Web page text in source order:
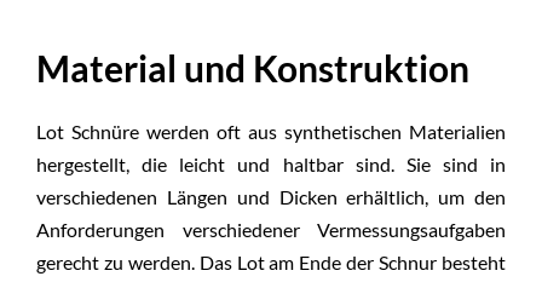
Material und Konstruktion
Lot Schnüre werden oft aus synthetischen Materialien
hergestellt, die leicht und haltbar sind. Sie sind in
verschiedenen Längen und Dicken erhältlich, um den
Anforderungen verschiedener Vermessungsaufgaben
gerecht zu werden. Das Lot am Ende der Schnur besteht